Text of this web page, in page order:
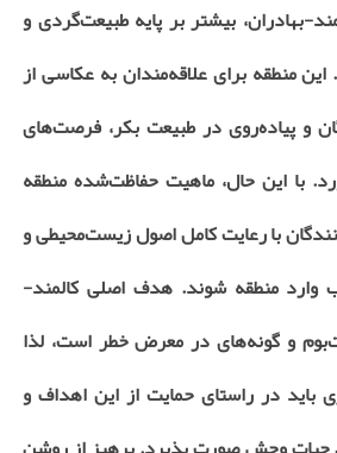
بهادران، بیشتر بر پایه طبیعت‌گردی و
منطقه برای علاقه‌مندان به عکاسی از
و پیاده‌روی در طبیعت بکر، فرصت‌های
با این حال، ماهیت حفاظت‌شده منطقه
با رعایت کامل اصول زیست‌محیطی و
وارد منطقه شوند. هدف اصلی کالمند-
و گونه‌های در معرض خطر است، لذا
باید در راستای حمایت از این اهداف و